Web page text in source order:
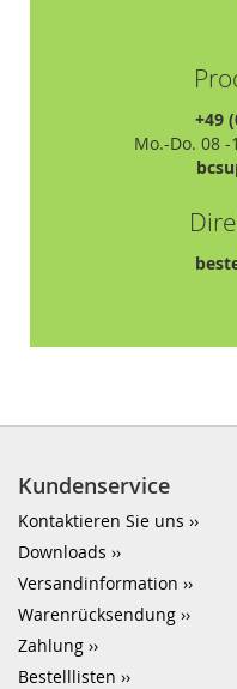
+49
Mo.-Do. 08
Kundenservice
Kontaktieren Sie uns
Downloads
Versandinformation
Warenrücksendung
Zahlung
Bestelllisten